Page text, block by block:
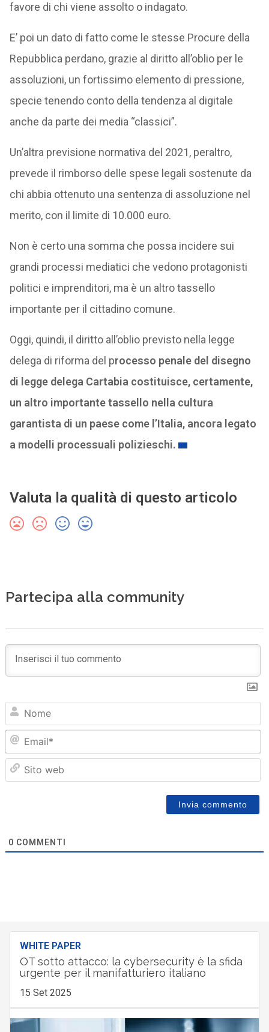
favore di chi viene assolto o indagato.
E’ poi un dato di fatto come le stesse Procure della
Repubblica perdano, grazie al diritto all’oblio per le
assoluzioni, un fortissimo elemento di pressione,
specie tenendo conto della tendenza al digitale
anche da parte dei media “classici”.
Un’altra previsione normativa del 2021, peraltro,
prevede il rimborso delle spese legali sostenute da
chi abbia ottenuto una sentenza di assoluzione nel
merito, con il limite di 10.000 euro.
Non è certo una somma che possa incidere sui
grandi processi mediatici che vedono protagonisti
politici e imprenditori, ma è un altro tassello
importante per il cittadino comune.
Oggi, quindi, il diritto all’oblio previsto nella legge
delega di riforma del processo penale del disegno
di legge delega Cartabia costituisce, certamente,
un altro importante tassello nella cultura
garantista di un paese come l’Italia, ancora legato
a modelli processuali polizieschi.
Valuta la qualità di questo articolo
Partecipa alla community
0 COMMENTI
WHITE PAPER
OT sotto attacco: la cybersecurity è la sfida
urgente per il manifatturiero italiano
15 Set 2025